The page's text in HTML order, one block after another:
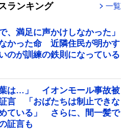
ランキング 一覧
、満足に声かけしなかった」
かった命 近隣住民が明かす
のが訓練の鉄則になっている
葉は…」 イオンモール事故被
言 「おばたちは制止できな
ている」 さらに、間一髪で
証言も